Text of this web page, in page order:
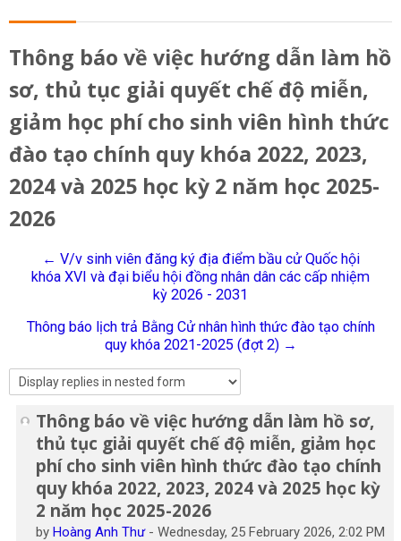
Students
Research
English
Search
courses
Thông báo về việc hướng dẫn làm hồ
sơ, thủ tục giải quyết chế độ miễn,
giảm học phí cho sinh viên hình thức
đào tạo chính quy khóa 2022, 2023,
2024 và 2025 học kỳ 2 năm học 2025-
2026
← V/v sinh viên đăng ký địa điểm bầu cử Quốc hội
khóa XVI và đại biểu hội đồng nhân dân các cấp nhiệm
kỳ 2026 - 2031
Thông báo lịch trả Bằng Cử nhân hình thức đào tạo chính
quy khóa 2021-2025 (đợt 2) →
Thông báo về việc hướng dẫn làm hồ sơ,
thủ tục giải quyết chế độ miễn, giảm học
phí cho sinh viên hình thức đào tạo chính
quy khóa 2022, 2023, 2024 và 2025 học kỳ
2 năm học 2025-2026
byHoàng Anh Thư-Wednesday, 25 February 2026, 2:02 PM
Number of replies: 0